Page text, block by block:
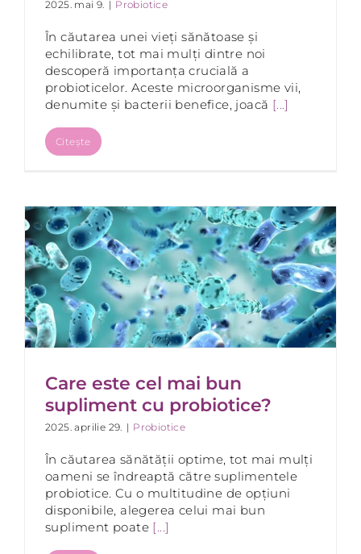
2025. mai 9. | Probiotice
În căutarea unei vieți sănătoase și
echilibrate, tot mai mulți dintre noi
descoperă importanța crucială a
probioticelor. Aceste microorganisme vii,
denumite și bacterii benefice, joacă [...]
Citește
Care este cel mai bun
supliment cu probiotice?
2025. aprilie 29. | Probiotice
În căutarea sănătății optime, tot mai mulți
oameni se îndreaptă către suplimentele
probiotice. Cu o multitudine de opțiuni
disponibile, alegerea celui mai bun
supliment poate [...]